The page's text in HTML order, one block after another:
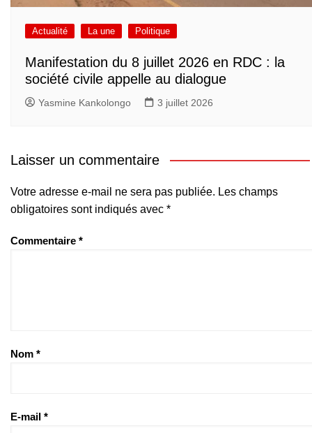
Actualité La une Politique
Manifestation du 8 juillet 2026 en RDC : la
société civile appelle au dialogue
Yasmine Kankolongo 3 juillet 2026
Laisser un commentaire
Votre adresse e-mail ne sera pas publiée. Les champs
obligatoires sont indiqués avec *
Commentaire *
Nom *
E-mail *